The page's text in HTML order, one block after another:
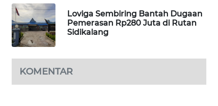
Loviga Sembiring Bantah Dugaan
Pemerasan Rp280 Juta di Rutan
Sidikalang
KOMENTAR
MARITIM
HUMBANG
NEWS
GARONGGANG
NEWS